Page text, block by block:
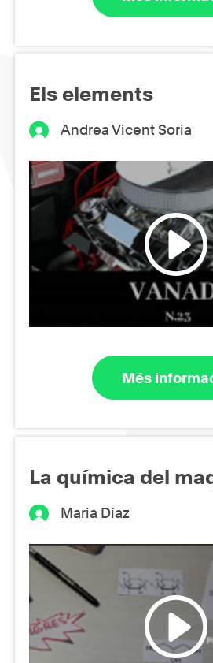
Els elements
Andrea Vicent Soria
Més
La química del
Maria Díaz